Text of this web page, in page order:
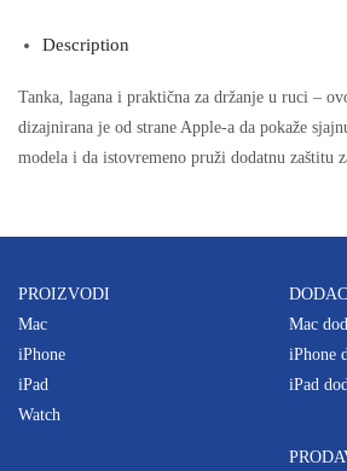
Description
Tanka, lagana i praktična za držanje u ruci –
dizajnirana je od strane Apple-a da pokaže
modela i da istovremeno pruži dodatnu zaštitu
PROIZVODI
Mac
iPhone
iPad
Watch
Mac
iPhone
iPad